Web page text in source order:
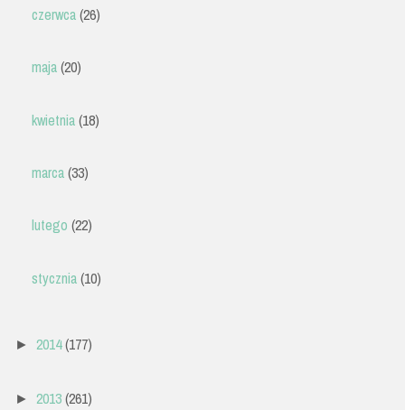
czerwca(26)
maja(20)
kwietnia(18)
marca(33)
lutego (22)
stycznia(10)
► 2014(177)
► 2013(261)